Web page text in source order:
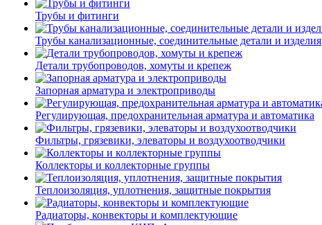
Трубы и фитинги
Трубы канализационные, соединительные детали и изделия
Детали трубопроводов, хомуты и крепеж
Запорная арматура и электроприводы
Регулирующая, предохранительная арматура и автоматика
Фильтры, грязевики, элеваторы и воздухоотводчики
Коллекторы и коллекторные группы
Теплоизоляция, уплотнения, защитные покрытия
Радиаторы, конвекторы и комплектующие